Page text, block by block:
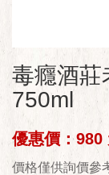
毒癮酒莊
750ml
優惠價：980
價格僅供詢價參